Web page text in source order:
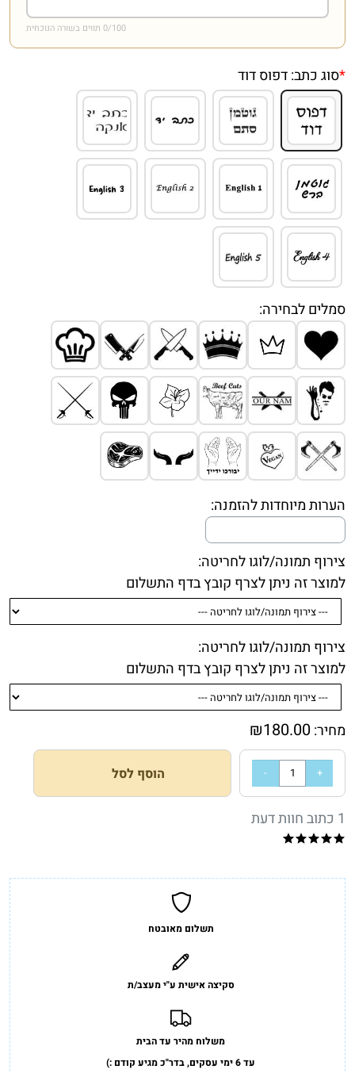
0/100 תווים בשורה הנוכחית
*סוג כתב:דפוס דוד
סמלים לבחירה:
הערות מיוחדות להזמנה:
צירוף תמונה/לוגו לחריטה:
למוצר זה ניתן לצרף קובץ בדף התשלום
צירוף תמונה/לוגו לחריטה:
למוצר זה ניתן לצרף קובץ בדף התשלום
מחיר: ₪180.00
הוסף לסל
1 כתוב חוות דעת
תשלום מאובטח
סקיצה אישית ע"י מעצב/ת
משלוח מהיר עד הבית
עד 6 ימי עסקים, בדר"כ מגיע קודם :)